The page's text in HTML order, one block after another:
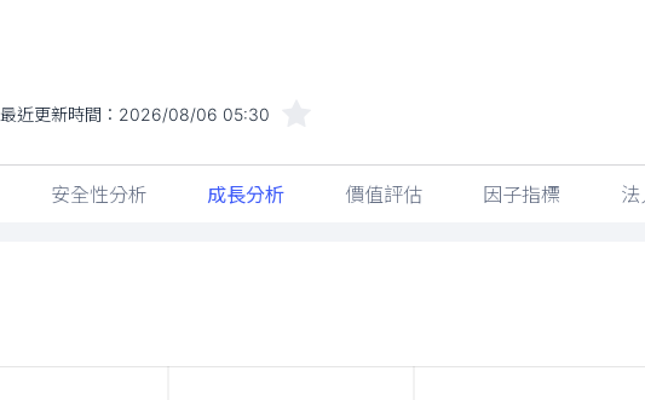
最近更新時間： 2026/08/06 05:30
安全性分析 成長分析 價值評估 因子指標 法